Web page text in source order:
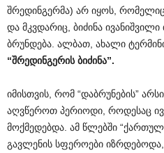
შრედინგერმა) არ იყოს,
და მკვდარიც, ბიძინა
ბრუნდება. ალბათ, ახალი
“შრედინგერის ბიძინა”.
იმისთვის, რომ “დაბრუნების”
აღვწეროთ პერიოდი, როდესაც
მოქმედებდა. ამ წლებში
გავლენის სფეროები